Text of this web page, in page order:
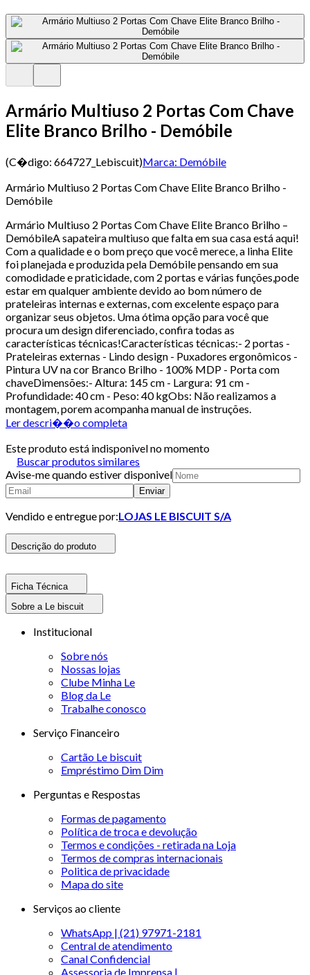
Armário Multiuso 2 Portas Com Chave
Elite Branco Brilho - Demóbile
(C�digo: 664727_Lebiscuit)Marca: Demóbile
Armário Multiuso 2 Portas Com Chave Elite Branco Brilho -
Demóbile
Armário Multiuso 2 Portas Com Chave Elite Branco Brilho –
DemóbileA sapateira multiuso que falta em sua casa está aqui!
Com a qualidade e o bom preço que você merece, a linha Elite
foi planejada e produzida pela Demóbile pensando em sua
comodidade e praticidade, com 2 portas e várias funções,pode
estar em qualquer ambiente devido ao bom número de
prateleiras internas e externas, com excelente espaço para
organizar seus objetos. Uma ótima opção para você que
procura um design diferenciado, confira todas as
características técnicas!Características técnicas:- 2 portas -
Prateleiras externas - Lindo design - Puxadores ergonômicos -
Pintura UV na cor Branco Brilho - 100% MDP - Porta com
chaveDimensões:- Altura: 145 cm - Largura: 91 cm -
Profundidade: 40 cm - Peso: 40 kgObs: Não realizamos a
montagem, porem acompanha manual de instruções.
Ler descri��o completa
Este produto está indisponivel no momento
Buscar produtos similares
Avise-me quando estiver disponivel
Enviar
Vendido e entregue por:LOJAS LE BISCUIT S/A
Descrição do produto
Ficha Técnica
Sobre a Le biscuit
Institucional
Sobre nós
Nossas lojas
Clube Minha Le
Blog da Le
Trabalhe conosco
Serviço Financeiro
Cartão Le biscuit
Empréstimo Dim Dim
Perguntas e Respostas
Formas de pagamento
Política de troca e devolução
Termos e condições - retirada na Loja
Termos de compras internacionais
Politica de privacidade
Mapa do site
Serviços ao cliente
WhatsApp | (21) 97971-2181
Central de atendimento
Canal Confidencial
Assessoria de Imprensa |